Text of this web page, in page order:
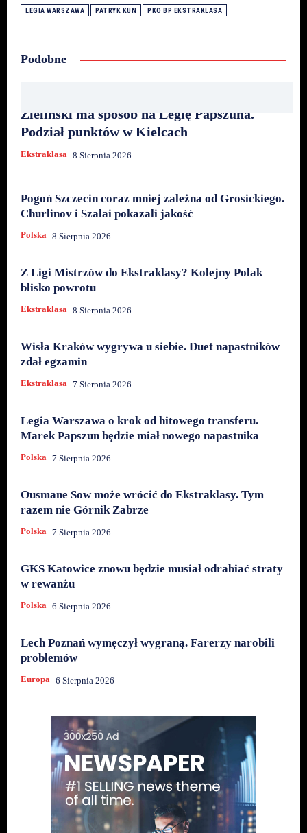
LEGIA WARSZAWA PATRYK KUN PKO BP EKSTRAKLASA
Podobne
Zieliński ma sposób na Legię Papszuna.
Podział punktów w Kielcach
Ekstraklasa 8 Sierpnia 2026
Pogoń Szczecin coraz mniej zależna od Grosickiego.
Churlinov i Szalai pokazali jakość
Polska 8 Sierpnia 2026
Z Ligi Mistrzów do Ekstraklasy? Kolejny Polak
blisko powrotu
Ekstraklasa 8 Sierpnia 2026
Wisła Kraków wygrywa u siebie. Duet napastników
zdał egzamin
Ekstraklasa 7 Sierpnia 2026
Legia Warszawa o krok od hitowego transferu.
Marek Papszun będzie miał nowego napastnika
Polska 7 Sierpnia 2026
Ousmane Sow może wrócić do Ekstraklasy. Tym
razem nie Górnik Zabrze
Polska 7 Sierpnia 2026
GKS Katowice znowu będzie musiał odrabiać straty
w rewanżu
Polska 6 Sierpnia 2026
Lech Poznań wymęczył wygraną. Farerzy narobili
problemów
Europa 6 Sierpnia 2026